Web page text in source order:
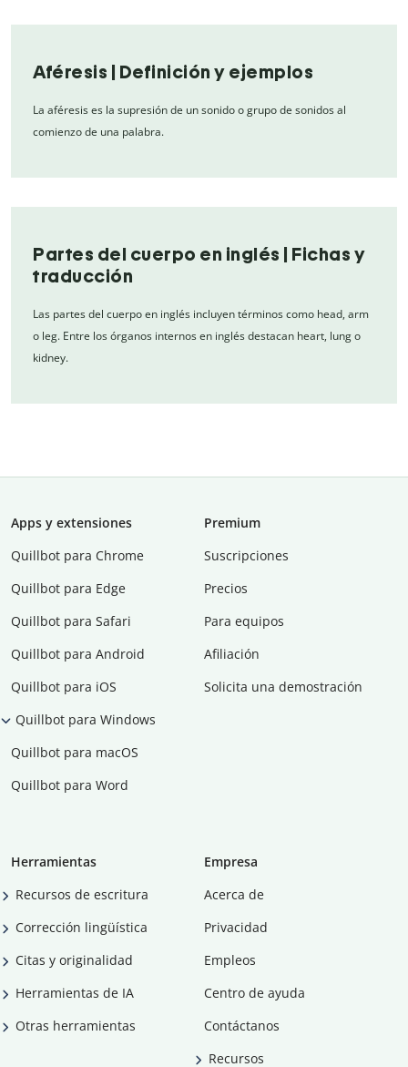
Aféresis | Definición y ejemplos
La aféresis es la supresión de un sonido o grupo de sonidos al
comienzo de una palabra.
Partes del cuerpo en inglés | Fichas y
traducción
Las partes del cuerpo en inglés incluyen términos como head, arm
o leg. Entre los órganos internos en inglés destacan heart, lung o
kidney.
Apps y extensiones
Quillbot para Chrome
Quillbot para Edge
Quillbot para Safari
Quillbot para Android
Quillbot para iOS
Quillbot para Windows
Quillbot para macOS
Quillbot para Word
Premium
Suscripciones
Precios
Para equipos
Afiliación
Solicita una demostración
Herramientas
Recursos de escritura
Corrección lingüística
Citas y originalidad
Herramientas de IA
Otras herramientas
Empresa
Acerca de
Privacidad
Empleos
Centro de ayuda
Contáctanos
Recursos